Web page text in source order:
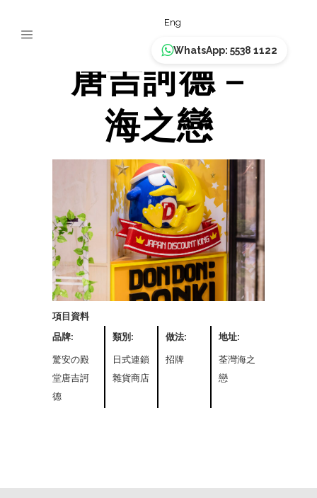
Eng
WhatsApp: 5538 1122
驚安の殿堂
唐吉訶德 –
海之戀
項目資料
品牌:
類別: 做法: 地址:
驚安の殿
堂唐吉訶
德
日式連鎖
雜貨商店
招牌
荃灣海之
戀